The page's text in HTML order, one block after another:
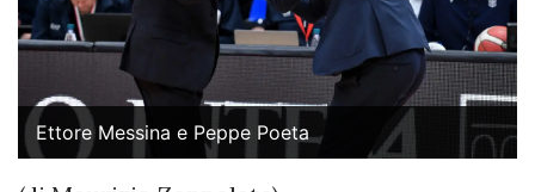
Ettore Messina e Peppe Poeta